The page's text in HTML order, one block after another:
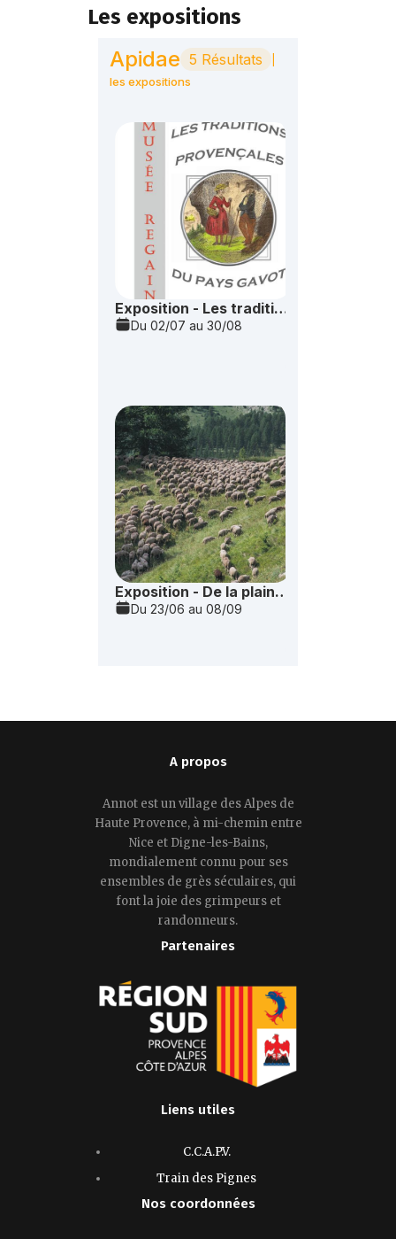
Les expositions
A propos
Annot est un village des Alpes de
Haute Provence, à mi-chemin entre
Nice et Digne-les-Bains,
mondialement connu pour ses
ensembles de grès séculaires, qui
font la joie des grimpeurs et
randonneurs.
Partenaires
Liens utiles
C.C.A.P.V.
Train des Pignes
Nos coordonnées